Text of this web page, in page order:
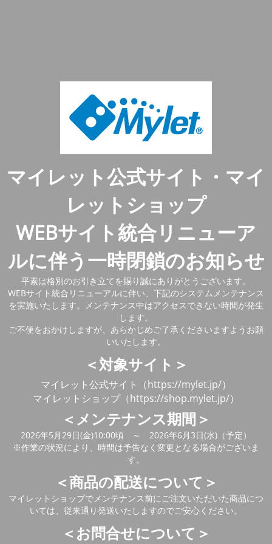
マイレット公式サイト・マイ
レットショップ
WEBサイト統合リニューア
ルに伴う一時閉鎖のお知らせ
平素は格別のお引き立てを賜り誠にありがとうございます。
WEBサイト統合リニューアルに伴い、下記のシステムメンテナンス
を実施いたします。メンテナンス中はアクセスできない時間が発生
します。
ご不便をおかけしますが、あらかじめご了承くださいますようお願
いいたします。
＜対象サイト＞
マイレット公式サイト（https://mylet.jp/）
マイレットショップ（https://shop.mylet.jp/）
＜メンテナンス期間＞
2026年5月29日(金)10:00頃 ～ 2026年6月3日(水)（予定）
※作業の状況により、時間は予告なく変更となる場合がございま
す。
＜商品の配送について＞
マイレットショップでメンテナンス前にご注文いただいた商品につ
いては、従来通り発送いたしますのでご安心ください。
＜お問合せについて＞